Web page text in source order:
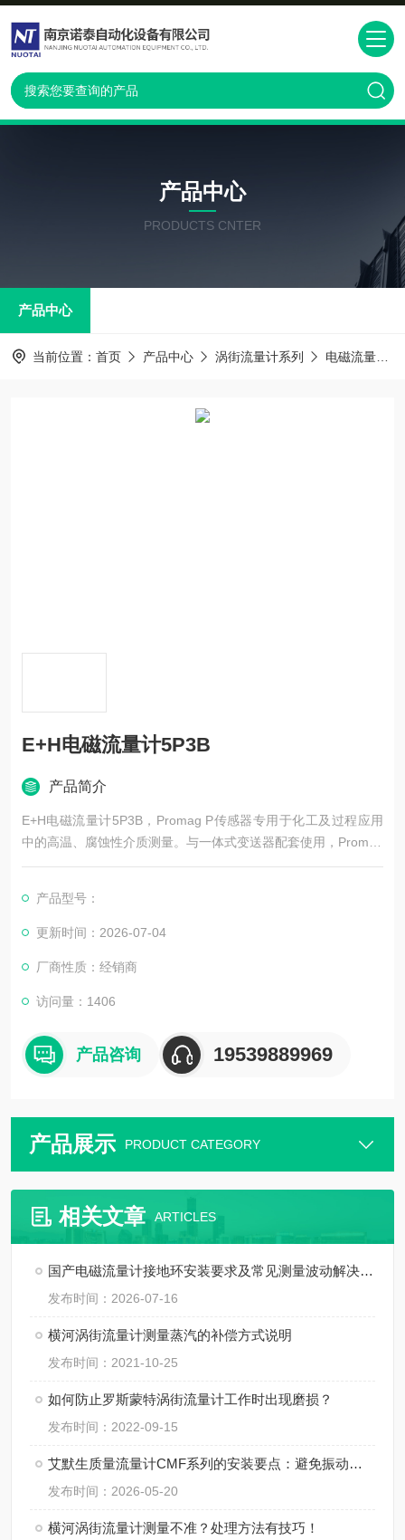
产品中心
PRODUCTS CNTER
产品中心
当前位置： 首页 产品中心 涡街流量计系列 电磁流量计系列
E+H电磁流量计5P3B
产品简介
E+H电磁流量计5P3B，Promag P传感器专用于化工及过程应用
中的高温、腐蚀性介质测量。与一体式变送器配套使用，Promag
P 300操作灵活，系统集成便捷：在仪表的同一侧接线、远程显
始终合规，保证过程安全。
产品型号：
更新时间：2026-07-04
厂商性质：经销商
访问量：1406
产品咨询 19539889969
产品展示 PRODUCT CATEGORY
相关文章 ARTICLES
国产电磁流量计接地环安装要求及常见测量波动解决方法
发布时间：2026-07-16
横河涡街流量计测量蒸汽的补偿方式说明
发布时间：2021-10-25
如何防止罗斯蒙特涡街流量计工作时出现磨损？
发布时间：2022-09-15
艾默生质量流量计CMF系列的安装要点：避免振动、应力与两相流干扰
发布时间：2026-05-20
横河涡街流量计测量不准？处理方法有技巧！